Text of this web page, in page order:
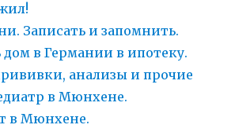
Записать и запомнить.
дом в Германии в ипотеку.
анализы и прочие
в Мюнхене.
в Мюнхене.